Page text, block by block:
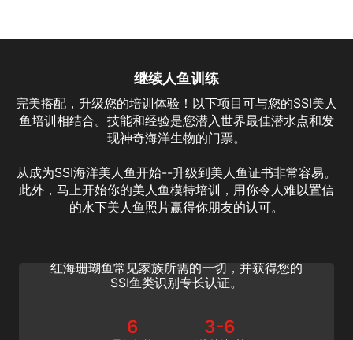
继续人鱼训练
完美搭配，升级您的培训体验！以下项目可与您的SSI美人
鱼培训相结合。技能和经验是您潜入世界最佳潜水点和发
现神奇海洋生物的门票。
从成为SSI海洋美人鱼开始--升级到美人鱼证书非常容易。
此外，马上开始你的美人鱼模特培训，用你令人难以置信
的水下美人鱼照片赢得你朋友的认可。
Fish Identification
红海珊瑚鱼常见家族所需的一切，并获得您的
SSI鱼类识别专长认证。
6 3-6